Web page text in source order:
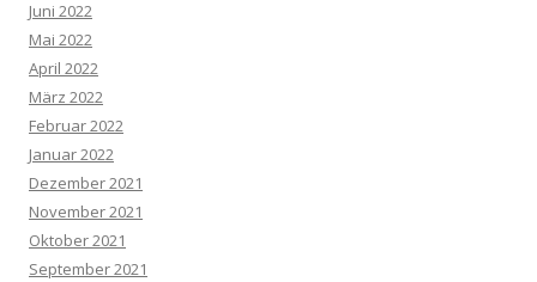
Juni 2022
Mai 2022
April 2022
März 2022
Februar 2022
Januar 2022
Dezember 2021
November 2021
Oktober 2021
September 2021